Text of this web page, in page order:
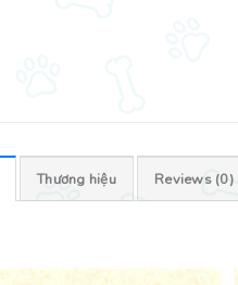
Thương hiệu Reviews (0)